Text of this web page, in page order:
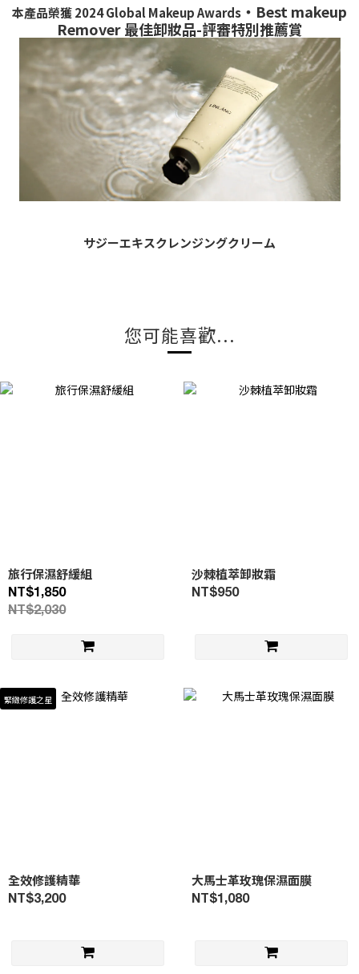
本產品榮獲 2024 Global Makeup Awards ・Best makeup
Remover 最佳卸妝品-評審特別推薦賞​
サジーエキスクレンジングクリーム
您可能喜歡...
旅行保濕舒緩組
NT$1,850
NT$2,030
沙棘植萃卸妝霜
NT$950
緊緻修護之星
全效修護精華
NT$3,200
大馬士革玫瑰保濕面膜
NT$1,080